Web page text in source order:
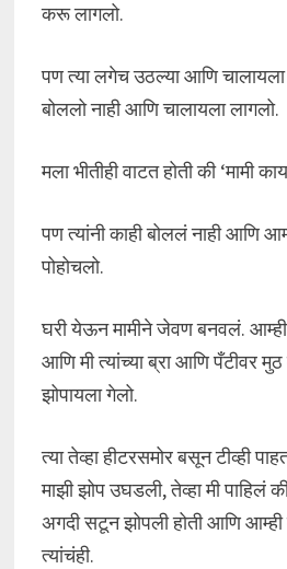
करू लागलो.
पण त्या लगेच उठल्या आणि चालायला
बोललो नाही आणि चालायला लागलो.
मला भीतीही वाटत होती की ‘मामी
पण त्यांनी काही बोललं नाही आणि
पोहोचलो.
घरी येऊन मामीने जेवण बनवलं.
आणि मी त्यांच्या ब्रा आणि पँटीवर
झोपायला गेलो.
त्या तेव्हा हीटरसमोर बसून टीव्ही
माझी झोप उघडली, तेव्हा मी पाहिलं
अगदी सटून झोपली होती आणि
त्यांचंही.